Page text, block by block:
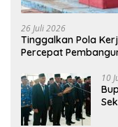
26 Juli 2026
Tinggalkan Pola
Percepat
10